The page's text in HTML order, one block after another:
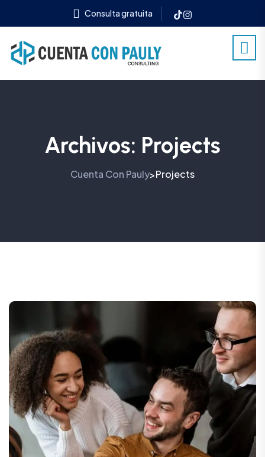
Consulta gratuita
Archivos: Projects
Cuenta Con Pauly>Projects